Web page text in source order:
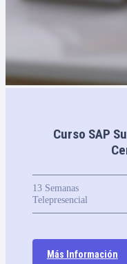
Curso SAP
13Semanas
Telepresencial
Más Información